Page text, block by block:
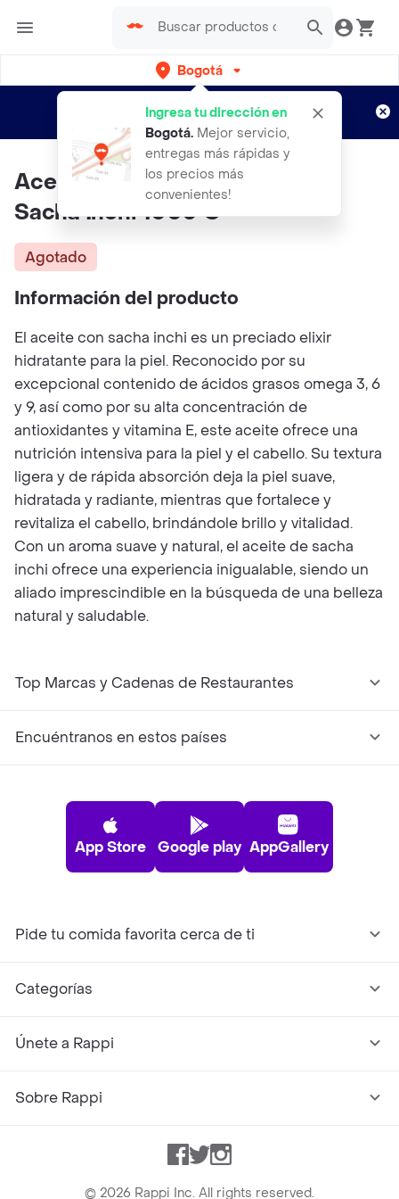
Bogotá
Ingresa tu dirección en
Bogotá. Mejor servicio,
entregas más rápidas y
los precios más
convenientes!
envíos gratis por semanas
Aplican TyC
Aceite Corporal Y Capilar Con
Sacha Inchi 1000 G
Agotado
Información del producto
El aceite con sacha inchi es un preciado elixir
hidratante para la piel. Reconocido por su
excepcional contenido de ácidos grasos omega 3, 6
y 9, así como por su alta concentración de
antioxidantes y vitamina E, este aceite ofrece una
nutrición intensiva para la piel y el cabello. Su textura
ligera y de rápida absorción deja la piel suave,
hidratada y radiante, mientras que fortalece y
revitaliza el cabello, brindándole brillo y vitalidad.
Con un aroma suave y natural, el aceite de sacha
inchi ofrece una experiencia inigualable, siendo un
aliado imprescindible en la búsqueda de una belleza
natural y saludable.
Top Marcas y Cadenas de Restaurantes
Encuéntranos en estos países
App Store Google play AppGallery
Pide tu comida favorita cerca de ti
Categorías
Únete a Rappi
Sobre Rappi
Facebook
TwitterInstagram
© 2026 Rappi Inc. All rights reserved.